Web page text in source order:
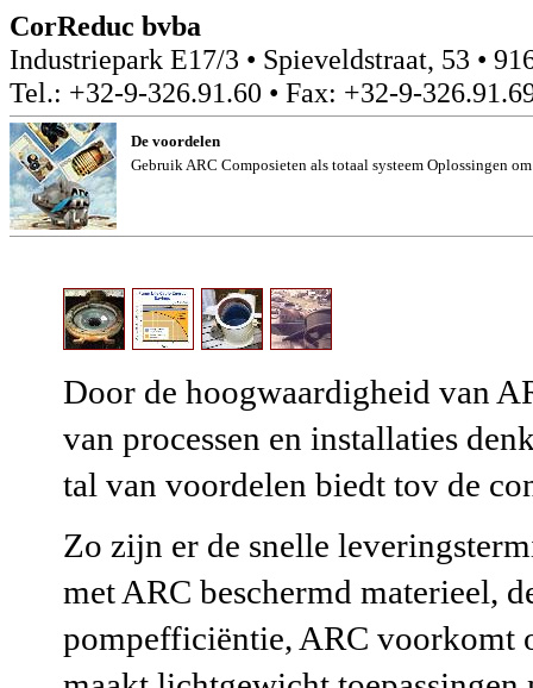
CorReduc bvba
Industriepark E17/3 • Spieveldstraat, 53 •
Tel.: +32-9-326.91.60 • Fax: +32-9-
De voordelen
Gebruik ARC Composieten als totaal systeem Oplossingen
Door de hoogwaardigheid van
van processen en installaties
tal van voordelen biedt tov de
Zo zijn er de snelle
met ARC beschermd materieel,
pompefficiëntie, ARC voorkomt